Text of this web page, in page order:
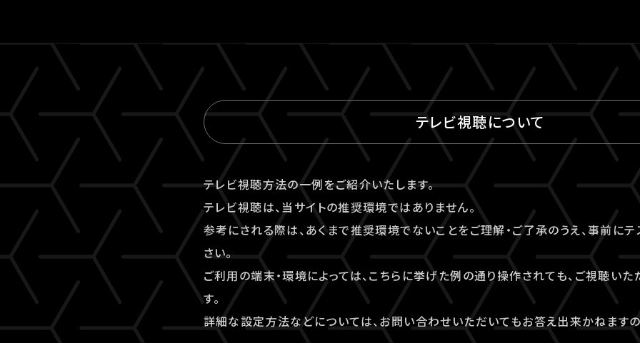
テレビ視聴について
テレビ視聴⽅法の⼀例をご紹介いたします。
テレビ視聴は、当サイトの推奨環境ではありません。
参考にされる際は、あくまで推奨環境でないことをご理解・ご了承のうえ、事前に
さい。
ご利⽤の端末・環境によっては、こちらに挙げた例の通り操作されても、ご視聴い
す。
詳細な設定⽅法などについては、お問い合わせいただいてもお答え出来かねますの